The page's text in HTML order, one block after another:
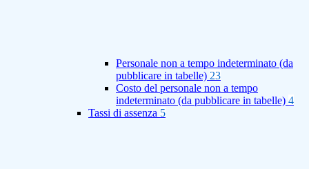
Personale non a tempo indeterminato (da
pubblicare in tabelle) 23
Costo del personale non a tempo
indeterminato (da pubblicare in tabelle) 4
Tassi di assenza 5